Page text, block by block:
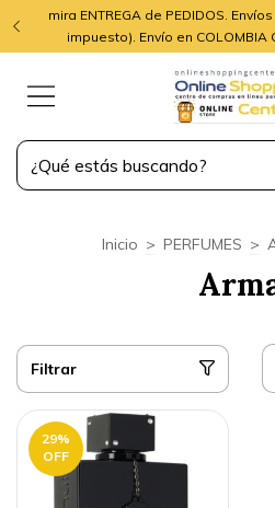
mira ENTREGA de PEDIDOS.
impuesto). Envío en COLOMBIA
Inicio > PERFUMES >
Filtrar
29%
OFF